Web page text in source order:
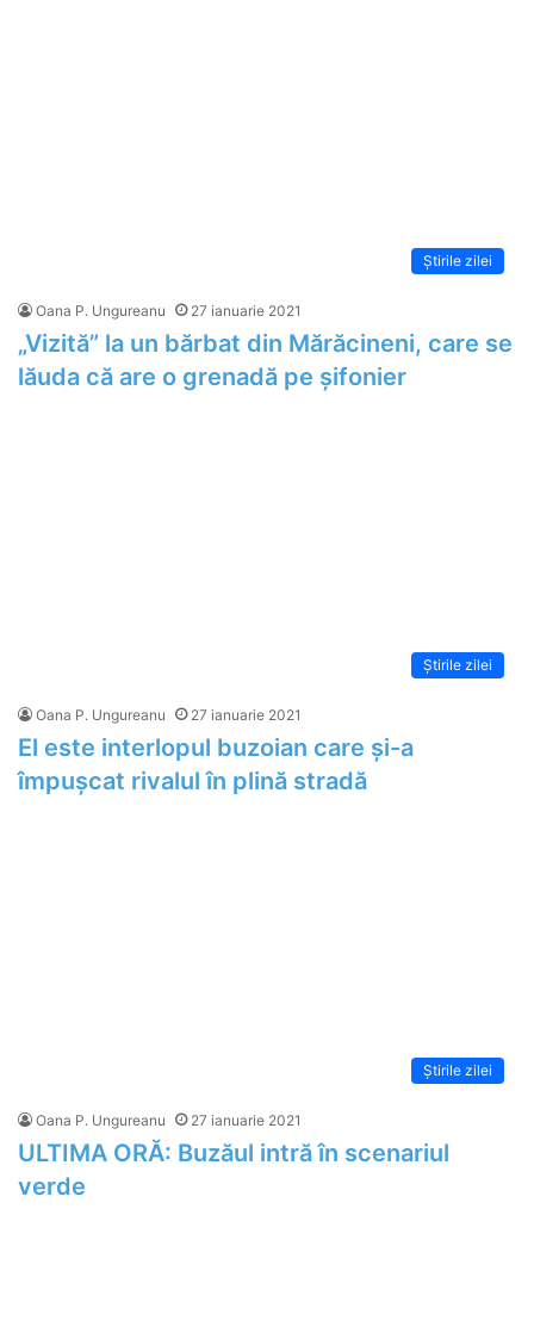
Știrile zilei
Oana P. Ungureanu 27 ianuarie 2021
„Vizită” la un bărbat din Mărăcineni, care se
lăuda că are o grenadă pe șifonier
Știrile zilei
Oana P. Ungureanu 27 ianuarie 2021
El este interlopul buzoian care și-a
împușcat rivalul în plină stradă
Știrile zilei
Oana P. Ungureanu 27 ianuarie 2021
ULTIMA ORĂ: Buzăul intră în scenariul
verde